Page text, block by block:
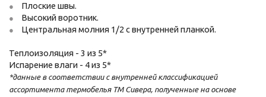
Плоские швы.
Высокий воротник.
Центральная молния 1/2 с внутренней планкой.
Теплоизоляция - 3 из 5*
Испарение влаги - 4 из 5*
*данные в соответствии с внутренней классификацией
ассортимента термобелья ТМ Сивера, полученные на основе